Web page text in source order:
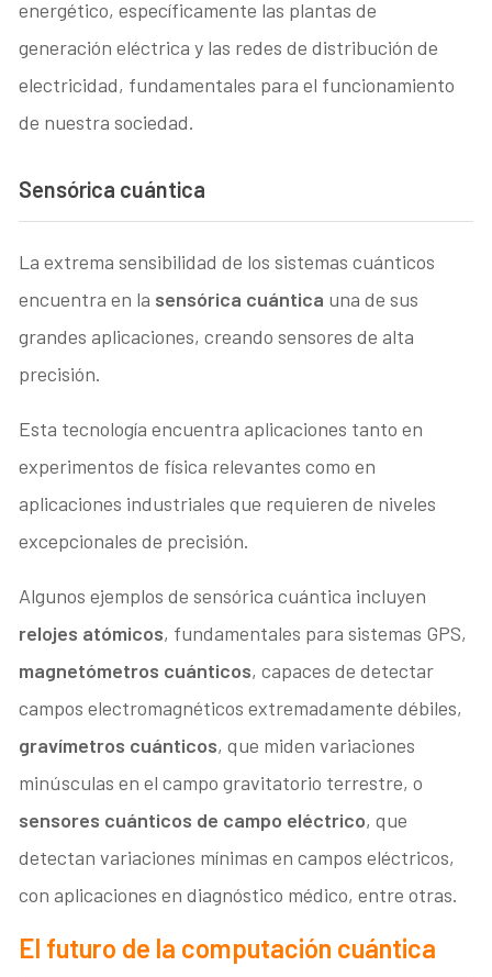
energético, específicamente las plantas de
generación eléctrica y las redes de distribución de
electricidad, fundamentales para el funcionamiento
de nuestra sociedad.
Sensórica cuántica
La extrema sensibilidad de los sistemas cuánticos
encuentra en la sensórica cuántica una de sus
grandes aplicaciones, creando sensores de alta
precisión.
Esta tecnología encuentra aplicaciones tanto en
experimentos de física relevantes como en
aplicaciones industriales que requieren de niveles
excepcionales de precisión.
Algunos ejemplos de sensórica cuántica incluyen
relojes atómicos, fundamentales para sistemas GPS,
magnetómetros cuánticos, capaces de detectar
campos electromagnéticos extremadamente débiles,
gravímetros cuánticos, que miden variaciones
minúsculas en el campo gravitatorio terrestre, o
sensores cuánticos de campo eléctrico, que
detectan variaciones mínimas en campos eléctricos,
con aplicaciones en diagnóstico médico, entre otras.
El futuro de la computación cuántica